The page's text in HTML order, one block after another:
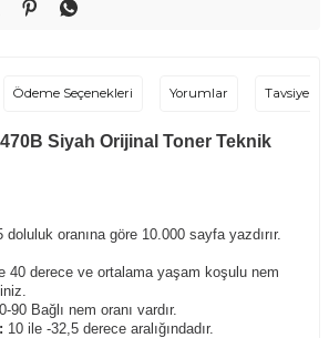
Ödeme Seçenekleri Yorumlar Tavsiye Et
Siyah Orijinal Toner Teknik
doluluk oranına göre 10.000 sayfa yazdırır.
40 derece ve ortalama yaşam koşulu nem
90 Bağlı nem oranı vardır.
10 ile -32,5 derece aralığındadır.